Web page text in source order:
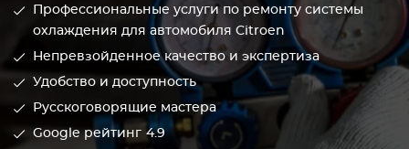
Профессиональные услуги по ремонту системы
охлаждения для автомобиля Citroen
Непревзойденное качество и экспертиза
Удобство и доступность
Русскоговорящие мастера
Google рейтинг 4.9